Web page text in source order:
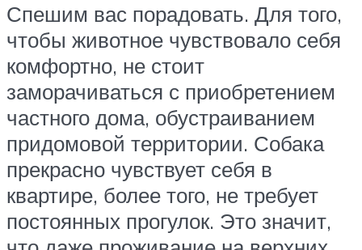
Спешим вас порадовать. Для того,
чтобы животное чувствовало себя
комфортно, не стоит
заморачиваться с приобретением
частного дома, обустраиванием
придомовой территории. Собака
прекрасно чувствует себя в
квартире, более того, не требует
постоянных прогулок. Это значит,